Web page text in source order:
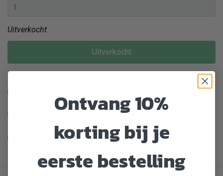
Uitverkocht
Uitverkocht
Gratis Verzending vanaf € 39,-
Veilig en gemakkelijk betalen
Ontvang 10%
korting bij je
eerste bestelling